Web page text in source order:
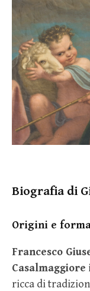
Biografia di
Origini e
Francesco
Casalmaggiore
ricca di